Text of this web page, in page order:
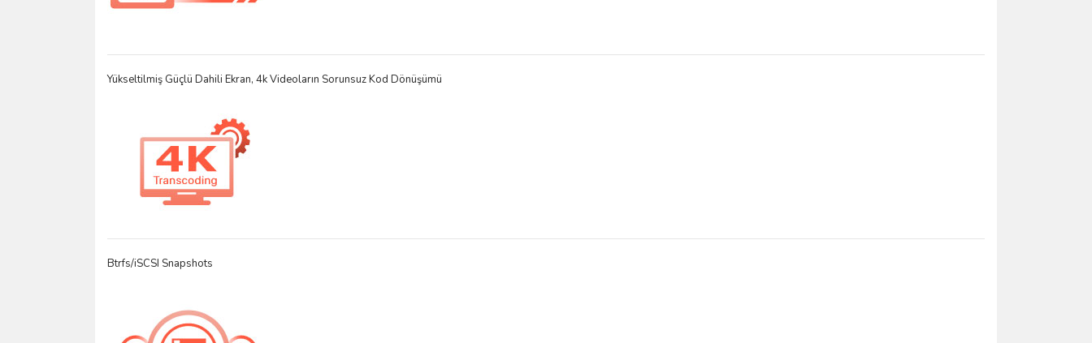
Yükseltilmiş Güçlü Dahili Ekran, 4k Videoların Sorunsuz Kod Dönüşümü
Btrfs/iSCSI Snapshots